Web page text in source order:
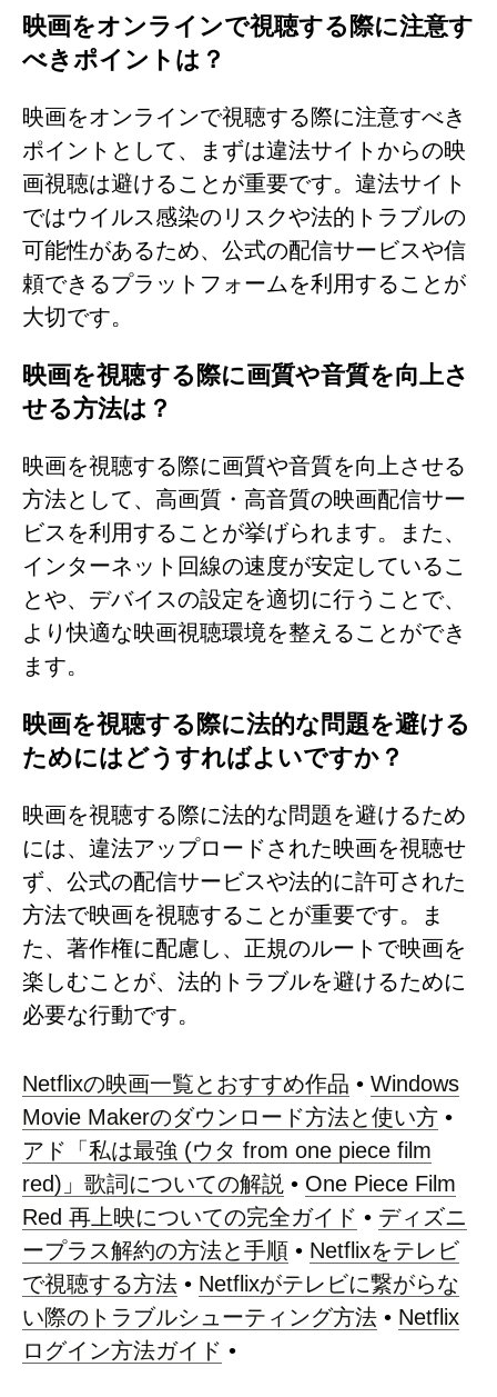
映画をオンラインで視聴する際に注意す
べきポイントは？
映画をオンラインで視聴する際に注意すべき
ポイントとして、まずは違法サイトからの映
画視聴は避けることが重要です。違法サイト
ではウイルス感染のリスクや法的トラブルの
可能性があるため、公式の配信サービスや信
頼できるプラットフォームを利用することが
大切です。
映画を視聴する際に画質や音質を向上さ
せる方法は？
映画を視聴する際に画質や音質を向上させる
方法として、高画質・高音質の映画配信サー
ビスを利用することが挙げられます。また、
インターネット回線の速度が安定しているこ
とや、デバイスの設定を適切に行うことで、
より快適な映画視聴環境を整えることができ
ます。
映画を視聴する際に法的な問題を避ける
ためにはどうすればよいですか？
映画を視聴する際に法的な問題を避けるため
には、違法アップロードされた映画を視聴せ
ず、公式の配信サービスや法的に許可された
方法で映画を視聴することが重要です。ま
た、著作権に配慮し、正規のルートで映画を
楽しむことが、法的トラブルを避けるために
必要な行動です。
Netflixの映画一覧とおすすめ作品 • Windows
Movie Makerのダウンロード方法と使い方 •
アド「私は最強 (ウタ from one piece film
red)」歌詞についての解説 • One Piece Film
Red 再上映についての完全ガイド • ディズニ
ープラス解約の方法と手順 • Netflixをテレビ
で視聴する方法 • Netflixがテレビに繋がらな
い際のトラブルシューティング方法 • Netflix
ログイン方法ガイド •